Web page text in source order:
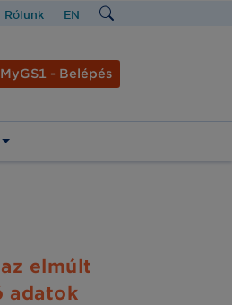
Rólunk EN
MyGS1 - Belépés
elmúlt
adatok